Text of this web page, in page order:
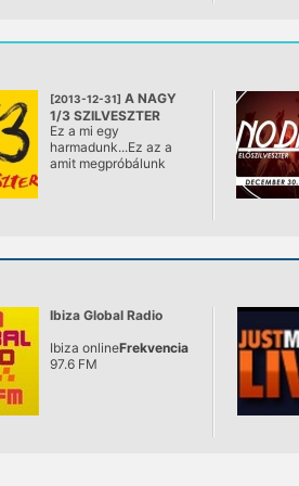
[2013-12-31] A NAGY
1/3 SZILVESZTER
Ez a mi egy
harmadunk...Ez az a
amit megpróbálunk
mindent amit mi itt
mind a 3/3-on nagyon
Ibiza Global Radio
Ibiza onlineFrekvencia
97.6 FM